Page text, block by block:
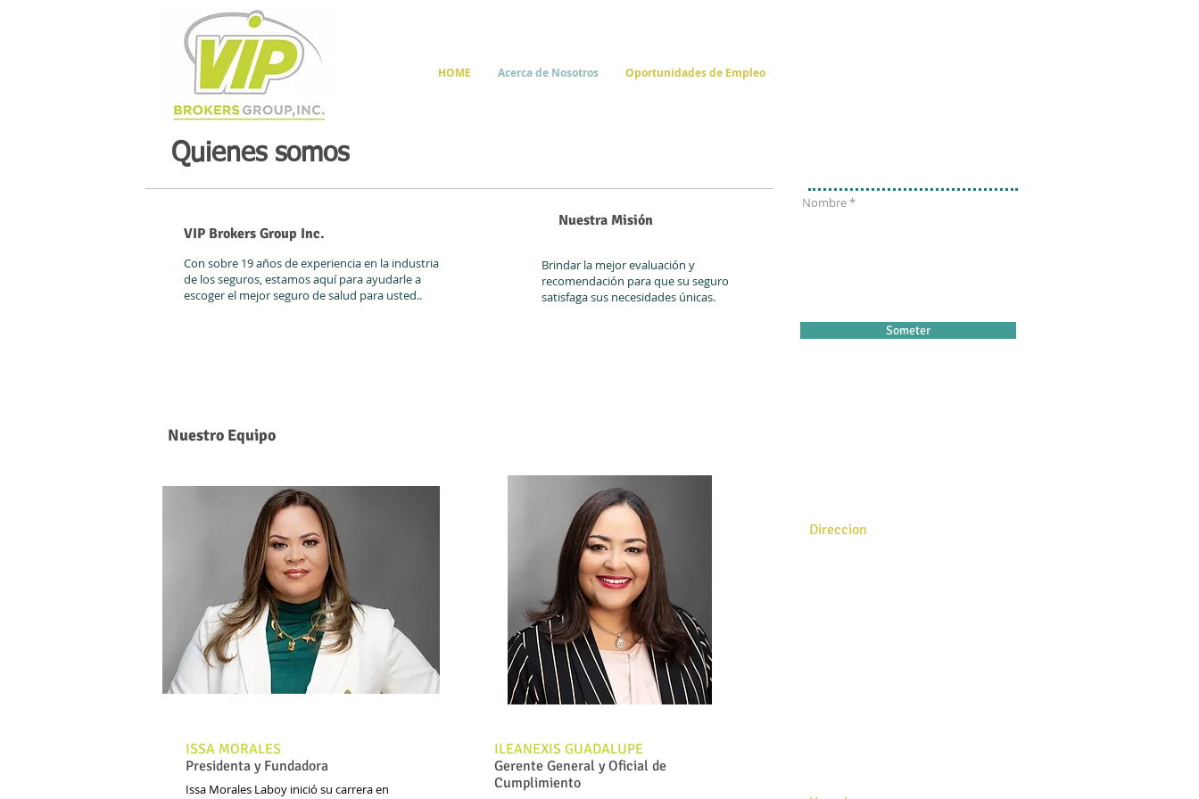
HOME Acerca de Nosotros Oportunidades de Empleo
Quienes somos
VIP Brokers Group Inc.
Con sobre 19 años de experiencia en la industria
de los seguros, estamos aquí para ayudarle a
escoger el mejor seguro de salud para usted..
Nombre
Someter
Nuestra Misión
Brindar la mejor evaluación y
recomendación para que su seguro
satisfaga sus necesidades únicas.
Nuestro Equipo
ISSA MORALES
Presidenta y Fundadora
Issa Morales Laboy inició su carrera en
ILEANEXIS GUADALUPE
Gerente General y Oficial de
Cumplimiento
Direccion